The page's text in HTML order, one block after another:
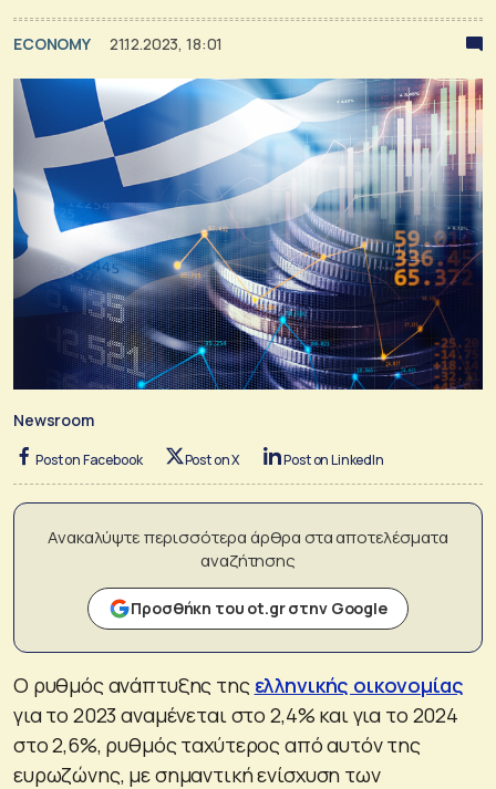
ECONOMY 21.12.2023, 18:01
Newsroom
Post on Facebook Post on X Post on LinkedIn
Ανακαλύψτε περισσότερα άρθρα στα αποτελέσματα
αναζήτησης
Προσθήκη του ot.gr στην Google
Ο ρυθμός ανάπτυξης της ελληνικής οικονομίας
για το 2023 αναμένεται στο 2,4% και για το 2024
στο 2,6%, ρυθμός ταχύτερος από αυτόν της
ευρωζώνης, με σημαντική ενίσχυση των